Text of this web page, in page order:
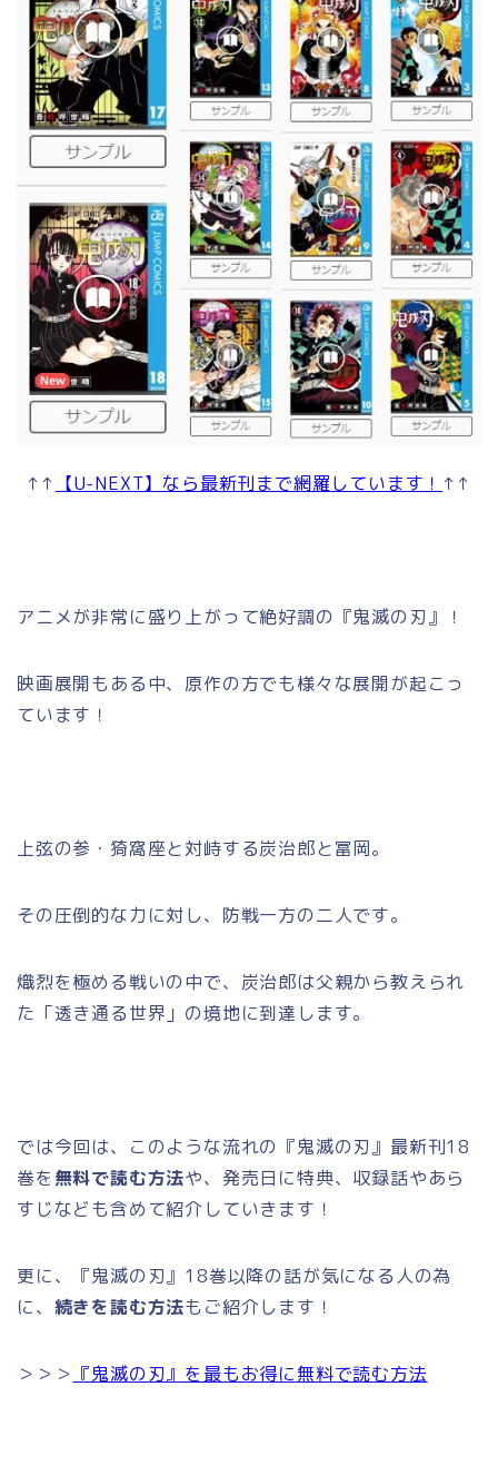
↑↑ 【U-NEXT】なら最新刊まで網羅しています！ ↑↑
アニメが非常に盛り上がって絶好調の『鬼滅の刃』！
映画展開もある中、原作の方でも様々な展開が起こっ
ています！
上弦の参・猗窩座と対峙する炭治郎と冨岡。
その圧倒的な力に対し、防戦一方の二人です。
熾烈を極める戦いの中で、炭治郎は父親から教えられ
た「透き通る世界」の境地に到達します。
では今回は、このような流れの『鬼滅の刃』最新刊18
巻を 無料で読む方法や、発売日に特典、収録話やあら
すじなども含めて紹介していきます！
更に、『鬼滅の刃』18巻以降の話が気になる人の為
に、 続きを読む方法もご紹介します！
＞＞＞ 『鬼滅の刃』を最もお得に無料で読む方法